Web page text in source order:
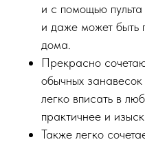
и с помощью
и даже может быть
дома.
Прекрасно
обычных занавесок
легко вписать в
практичнее и
Также легко